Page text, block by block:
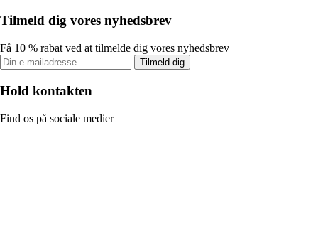
Tilmeld dig vores nyhedsbrev
Få 10 % rabat ved at tilmelde dig vores nyhedsbrev
Tilmeld dig
Hold kontakten
Find os på sociale medier